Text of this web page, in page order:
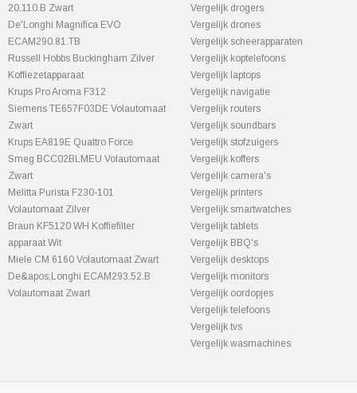
20.110.B Zwart
De'Longhi Magnifica EVO
ECAM290.81.TB
Russell Hobbs Buckingham Zilver
Koffiezetapparaat
Krups Pro Aroma F312
Siemens TE657F03DE Volautomaat
Zwart
Krups EA819E Quattro Force
Smeg BCC02BLMEU Volautomaat
Zwart
Melitta Purista F230-101
Volautomaat Zilver
Braun KF5120 WH Koffiefilter
apparaat Wit
Miele CM 6160 Volautomaat Zwart
De&apos;Longhi ECAM293.52.B
Volautomaat Zwart
Vergelijk drogers
Vergelijk drones
Vergelijk scheerapparaten
Vergelijk koptelefoons
Vergelijk laptops
Vergelijk navigatie
Vergelijk routers
Vergelijk soundbars
Vergelijk stofzuigers
Vergelijk koffers
Vergelijk camera's
Vergelijk printers
Vergelijk smartwatches
Vergelijk tablets
Vergelijk BBQ's
Vergelijk desktops
Vergelijk monitors
Vergelijk oordopjes
Vergelijk telefoons
Vergelijk tvs
Vergelijk wasmachines